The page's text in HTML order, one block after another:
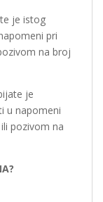
je istog
pri
na broj
je
u napomeni
pozivom na